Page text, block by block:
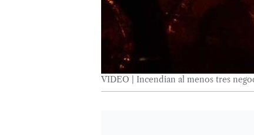
VIDEO | Incendian al menos tres